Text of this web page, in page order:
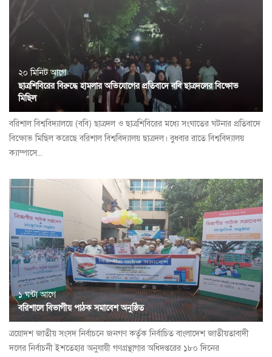
২০ মিনিট আগে
ছাত্রশিবিরের বিরুদ্ধে হামলার অভিযোগের প্রতিবাদে ববি ছাত্রদলের বিক্ষোভ
মিছিল
বরিশাল বিশ্ববিদ্যালয়ে (ববি) ছাত্রদল ও ছাত্রশিবিরের মধ্যে সংঘাতের ঘটনার প্রতিবাদে
বিক্ষোভ মিছিল করেছে বরিশাল বিশ্ববিদ্যালয় ছাত্রদল। বুধবার রাতে বিশ্ববিদ্যালয়
ক্যাম্পাসে...
১ ঘন্টা আগে
বরিশালে বিভাগীয় পাঠক সমাবেশ অনুষ্ঠিত
ত্রয়োদশ জাতীয় সংসদ নির্বাচনে জনগণ কর্তৃক নির্বাচিত বাংলাদেশ জাতীয়তাবাদী
দলের নির্বাচনী ইশতেহার অনুযায়ী গণগ্রন্থাগার অধিদপ্তরের ১৮০ দিনের